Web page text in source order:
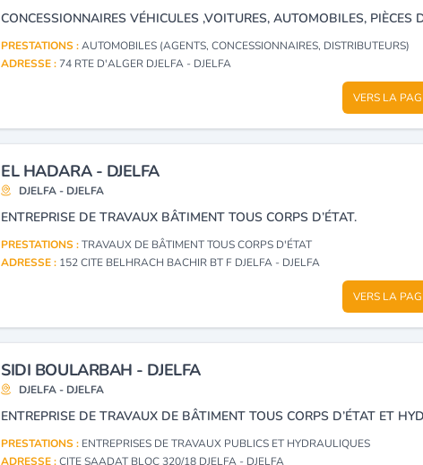
PRESTATIONS :AUTOMOBILES (AGENTS, CONCESSIONNAIRES, DISTRIBUTEURS)
ADRESSE : 74 RTE D'ALGER DJELFA - DJELFA
VERS LA
EL HADARA - DJELFA
DJELFA - DJELFA
ENTREPRISE DE TRAVAUX BÂTIMENT TOUS CORPS D’ÉTAT.
PRESTATIONS :TRAVAUX DE BÂTIMENT TOUS CORPS D'ÉTAT
ADRESSE : 152 CITE BELHRACH BACHIR BT F DJELFA - DJELFA
VERS LA
SIDI BOULARBAH - DJELFA
DJELFA - DJELFA
PRESTATIONS : ENTREPRISES DE TRAVAUX PUBLICS ET HYDRAULIQUES
ADRESSE :CITE SAADAT BLOC 320/18 DJELFA - DJELFA